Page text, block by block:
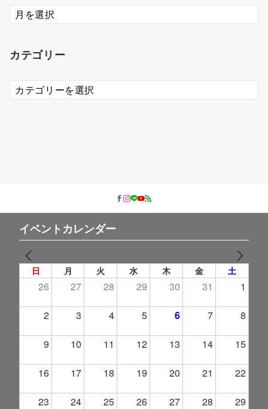
ア
ー
ブ
カテゴリー
カ
テ
イベントカレンダー
日 月 火 水 木 金 土
26 27 28 29 30 31 1
2 3 4 5 6 7 8
9 10 11 12 13 14 15
16 17 18 19 20 21 22
23 24 25 26 27 28 29